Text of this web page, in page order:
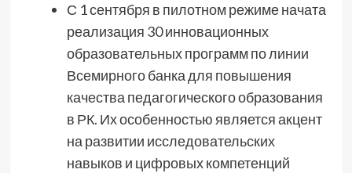
С 1 сентября в пилотном режиме начата
реализация 30 инновационных
образовательных программ по линии
Всемирного банка для повышения
качества педагогического образования
в РК. Их особенностью является акцент
на развитии исследовательских
навыков и цифровых компетенций